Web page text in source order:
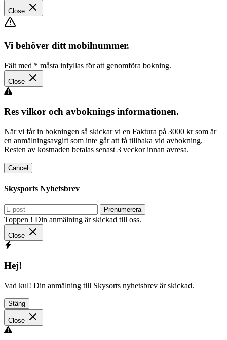
Close
Vi behöver ditt mobilnummer.
Fält med * måsta infyllas för att genomföra bokning.
Close
Res vilkor och avboknings informationen.
När vi får in bokningen så skickar vi en Faktura på 3000 kr som är
en anmälningsavgift som inte går att få tillbaka vid avbokning.
Resten av kostnaden betalas senast 3 veckor innan avresa.
Cancel
Skysports Nyhetsbrev
Prenumerera
Toppen ! Din anmälning är skickad till oss.
Close
Hej!
Vad kul! Din anmälning till Skysorts nyhetsbrev är skickad.
Stäng
Close